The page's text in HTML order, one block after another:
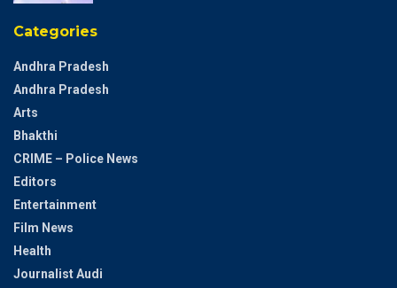
Categories
Andhra Pradesh
Andhra Pradesh
Arts
Bhakthi
CRIME – Police News
Editors
Entertainment
Film News
Health
Journalist Audi